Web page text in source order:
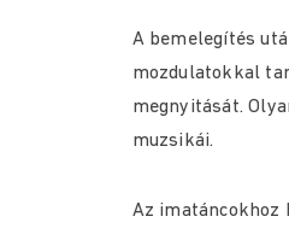
A bemelegítés
mozdulatokkal
megnyitását.
muzsikái.
Az imatáncokhoz